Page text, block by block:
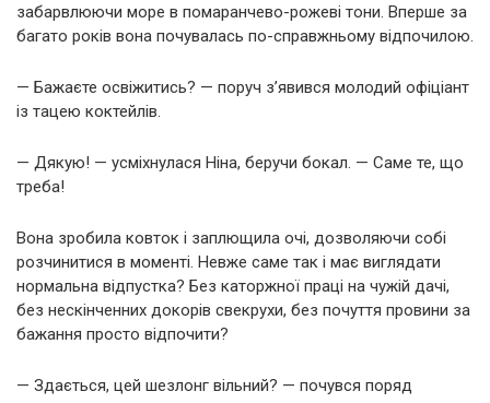
забарвлюючи море в помаранчево-рожеві тони. Вперше за
багато років вона почувалась по-справжньому відпочилою.
— Бажаєте освіжитись? — поруч з’явився молодий офіціант
із тацею коктейлів.
— Дякую! — усміхнулася Ніна, беручи бокал. — Саме те, що
треба!
Вона зробила ковток і заплющила очі, дозволяючи собі
розчинитися в моменті. Невже саме так і має виглядати
нормальна відпустка? Без каторжної праці на чужій дачі,
без нескінченних докорів свекрухи, без почуття провини за
бажання просто відпочити?
— Здається, цей шезлонг вільний? — почувся поряд